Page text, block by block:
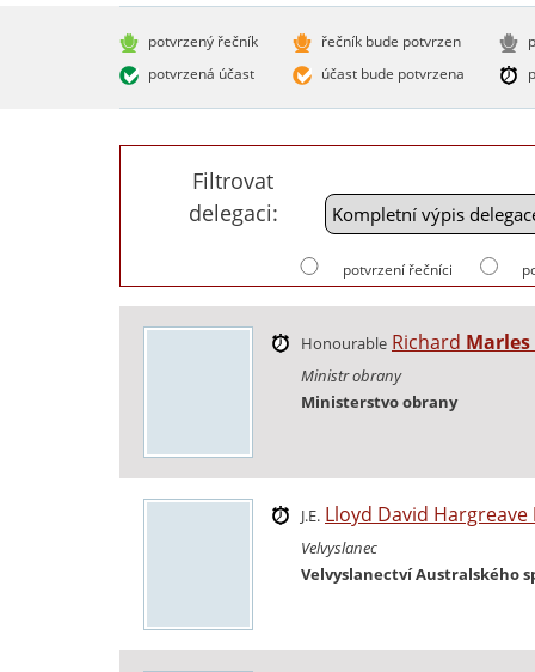
potvrzený řečník
potvrzená účast
řečník bude potvrzen
účast bude potvrzena
Filtrovat
delegaci:
potvrzení řečníci
Honourable Richard Marles
Ministr obrany
Ministerstvo obrany
J.E. Lloyd David Hargreave
Velvyslanec
Velvyslanectví Australského